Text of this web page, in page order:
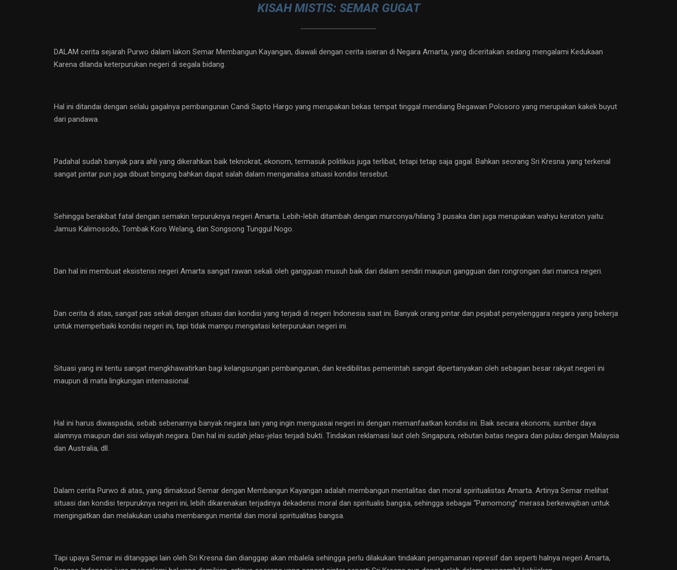
KISAH MISTIS: SEMAR GUGAT
DALAM cerita sejarah Purwo dalam lakon Semar Membangun Kayangan, diawali dengan cerita isieran di Negara Amarta, yang diceritakan sedang mengalami Kedukaan
Karena dilanda keterpurukan negeri di segala bidang.
Hal ini ditandai dengan selalu gagalnya pembangunan Candi Sapto Hargo yang merupakan bekas tempat tinggal mendiang Begawan Polosoro yang merupakan kakek buyut
dari pandawa.
Padahal sudah banyak para ahli yang dikerahkan baik teknokrat, ekonom, termasuk politikus juga terlibat, tetapi tetap saja gagal. Bahkan seorang Sri Kresna yang terkenal
sangat pintar pun juga dibuat bingung bahkan dapat salah dalam menganalisa situasi kondisi tersebut.
Sehingga berakibat fatal dengan semakin terpuruknya negeri Amarta. Lebih-lebih ditambah dengan murconya/hilang 3 pusaka dan juga merupakan wahyu keraton yaitu:
Jamus Kalimosodo, Tombak Koro Welang, dan Songsong Tunggul Nogo.
Dan hal ini membuat eksistensi negeri Amarta sangat rawan sekali oleh gangguan musuh baik dari dalam sendiri maupun gangguan dan rongrongan dari manca negeri.
Dan cerita di atas, sangat pas sekali dengan situasi dan kondisi yang terjadi di negeri Indonesia saat ini. Banyak orang pintar dan pejabat penyelenggara negara yang bekerja
untuk memperbaiki kondisi negeri ini, tapi tidak mampu mengatasi keterpurukan negeri ini.
Situasi yang ini tentu sangat mengkhawatirkan bagi kelangsungan pembangunan, dan kredibilitas pemerintah sangat dipertanyakan oleh sebagian besar rakyat negeri ini
maupun di mata lingkungan internasional.
Hal ini harus diwaspadai, sebab sebenarnya banyak negara lain yang ingin menguasai negeri ini dengan memanfaatkan kondisi ini. Baik secara ekonomi, sumber daya
alamnya maupun dari sisi wilayah negara. Dan hal ini sudah jelas-jelas terjadi bukti. Tindakan reklamasi laut oleh Singapura, rebutan batas negara dan pulau dengan Malaysia
dan Australia, dll.
Dalam cerita Purwo di atas, yang dimaksud Semar dengan Membangun Kayangan adalah membangun mentalitas dan moral spiritualistas Amarta. Artinya Semar melihat
situasi dan kondisi terpuruknya negeri ini, lebih dikarenakan terjadinya dekadensi moral dan spiritualis bangsa, sehingga sebagai “Pamomong” merasa berkewajiban untuk
mengingatkan dan melakukan usaha membangun mental dan moral spiritualitas bangsa.
Tapi upaya Semar ini ditanggapi lain oleh Sri Kresna dan dianggap akan mbalela sehingga perlu dilakukan tindakan pengamanan represif dan seperti halnya negeri Amarta,